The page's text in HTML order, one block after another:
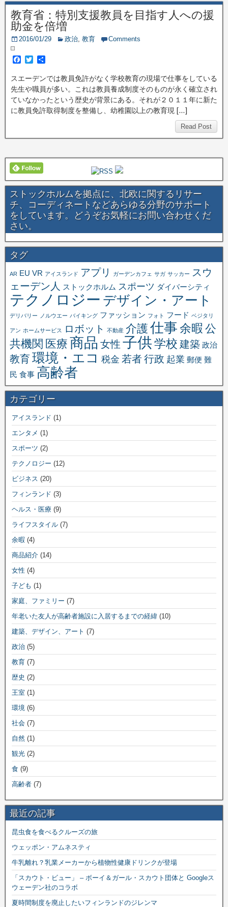
教育省：特別支援教員を目指す人への援
助金を倍増
2016/01/29 政治, 教育 Comments
F
c
e
b
o
o
k
T
i
t
t
e
r
スエーデンでは教員免許がなく学校教育の現場で仕事をしている
先生や職員が多い。これは教員養成制度そのものが永く確立され
ていなかったという歴史が背景にある。それが２０１１年に新た
に教員免許取得制度を整備し、幼稚園以上の教育現 […]
Read Post
ストックホルムを拠点に、北欧に関するリサー
チ、コーディネートなどあらゆる分野のサポート
をしています。どうぞお気軽にお問い合わせくだ
さい。
タグ
AR EU VR アイスランド アプリ ガーデンカフェ サガ サッカー
スウ
ェーデン人
ストックホルム スポーツ ダイバーシティ
テクノロジー デザイン・アート
デリバリー ノルウエー バイキング ファッション フォト フード ベジタリ
アン ホームサービス ロボット 不動産 介護 仕事余暇 公
共機関 医療 商品 女性 子供学校 建築 政治
教育環境・エコ 税金 若者行政 起業 郵便 難
民 食事 高齢者
カテゴリー
アイスランド (1)
エンタメ (1)
スポーツ (2)
テクノロジー (12)
ビジネス (20)
フィンランド (3)
ヘルス・医療 (9)
ライフスタイル (7)
余暇 (4)
商品紹介 (14)
女性 (4)
子ども (1)
家庭、ファミリー (7)
年老いた友人が高齢者施設に入居するまでの経緯 (10)
建築、デザイン、アート (7)
政治 (5)
教育 (7)
歴史 (2)
王室 (1)
環境 (6)
社会 (7)
自然 (1)
観光 (2)
食 (9)
高齢者 (7)
最近の記事
昆虫食を食べるクルーズの旅
ウェッポン・アムネスティ
牛乳離れ？乳業メーカーから植物性健康ドリンクが登場
「スカウト・ビュー」 – ボーイ＆ガール・スカウト団体と Googleス
ウェーデン社のコラボ
夏時間制度を廃止したいフィンランドのジレンマ